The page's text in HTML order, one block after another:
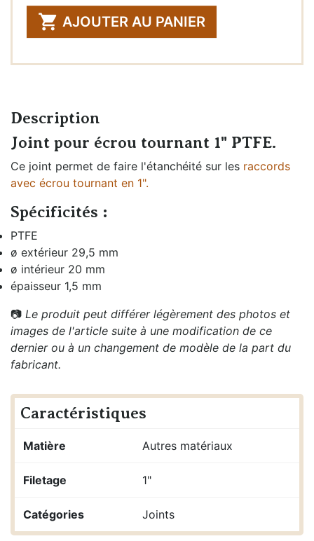
Quantité
 AJOUTER AU PANIER
Description
Joint pour écrou tournant 1" PTFE.
Ce joint permet de faire l'étanchéité sur les raccords
avec écrou tournant en 1".
Spécificités :
PTFE
ø extérieur 29,5 mm
ø intérieur 20 mm
épaisseur 1,5 mm
📷 Le produit peut différer légèrement des photos et
images de l'article suite à une modification de ce
dernier ou à un changement de modèle de la part du
fabricant.
Caractéristiques
Matière Autres matériaux
Filetage 1"
Catégories Joints